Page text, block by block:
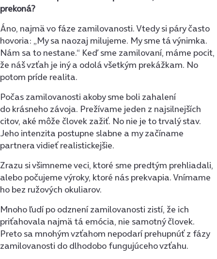
prekoná?
Áno, najmä vo fáze zamilovanosti. Vtedy si páry často
hovoria: „My sa naozaj milujeme. My sme tá výnimka.
Nám sa to nestane.“ Keď sme zamilovaní, máme pocit,
že náš vzťah je iný a odolá všetkým prekážkam. No
potom príde realita.
Počas zamilovanosti akoby sme boli zahalení
do krásneho závoja. Prežívame jeden z najsilnejších
citov, aké môže človek zažiť. No nie je to trvalý stav.
Jeho intenzita postupne slabne a my začíname
partnera vidieť realistickejšie.
Zrazu si všimneme veci, ktoré sme predtým prehliadali,
alebo počujeme výroky, ktoré nás prekvapia. Vnímame
ho bez ružových okuliarov.
Mnoho ľudí po odznení zamilovanosti zistí, že ich
priťahovala najmä tá emócia, nie samotný človek.
Preto sa mnohým vzťahom nepodarí prehupnúť z fázy
zamilovanosti do dlhodobo fungujúceho vzťahu.